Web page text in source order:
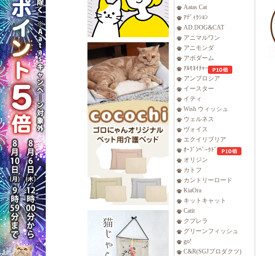
Aatas Cat
ｱﾃﾞｨｸｼｮﾝ
AD.DOG&CAT
アニマルワン
アニモンダ
アボダーム
ｱﾙﾓﾈｲﾁｬｰ
アンブロシア
イースター
イティ
Wish ウィッシュ
ウェルネス
ヴォイス
エクイリブリア
ｵｰﾌﾞﾝﾍﾞｰｸﾄﾞ
オリジン
カトフ
カントリーロード
KiaOra
キットキャット
Catit
クプレラ
グリーンフィッシュ
go!
C&R(SGJプロダクツ)